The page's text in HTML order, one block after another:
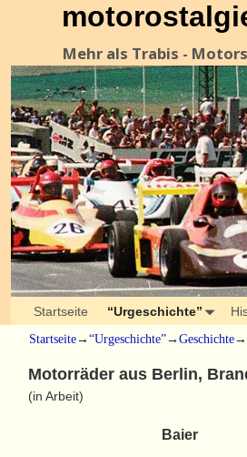
Mehr als Trabis -
Startseite “Urgeschichte”
Startseite→ “Urgeschichte”→ Geschichte→
Motorräder aus Berlin,
(in Arbeit)
Baier